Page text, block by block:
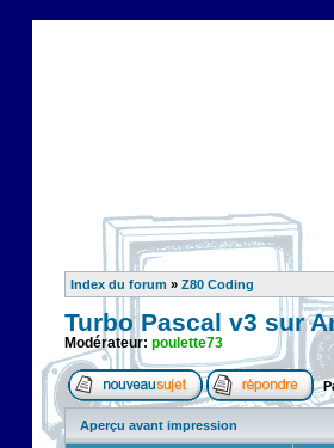
Index du forum » Z80 Coding
Turbo Pascal v3 sur
Modérateur: poulette73
Aperçu avant impression